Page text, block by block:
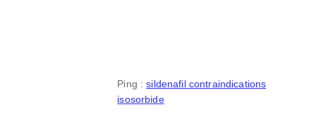
Ping :sildenafil contraindications
isosorbide